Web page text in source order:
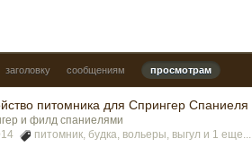
заголовку сообщениям просмотрам
питомника для Спрингер Спаниеля
и филд спаниелями
питомник,будка, вольеры, выгул и 1 еще...